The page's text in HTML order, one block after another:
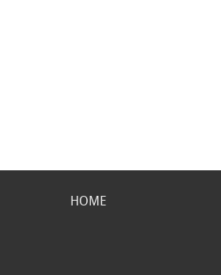
HOME